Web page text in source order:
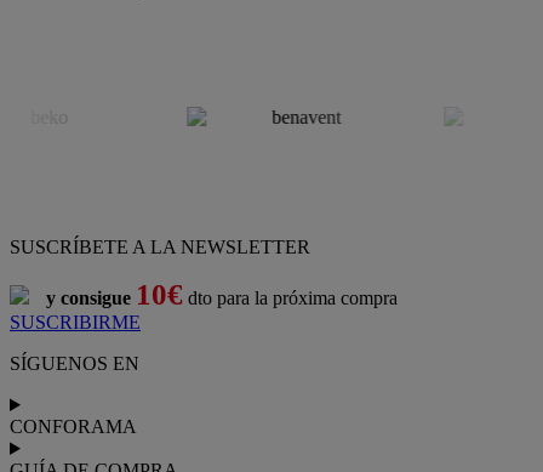
SUSCRÍBETE A LA NEWSLETTER
y consigue 10€ dto para la próxima compra
SUSCRIBIRME
SÍGUENOS EN
CONFORAMA